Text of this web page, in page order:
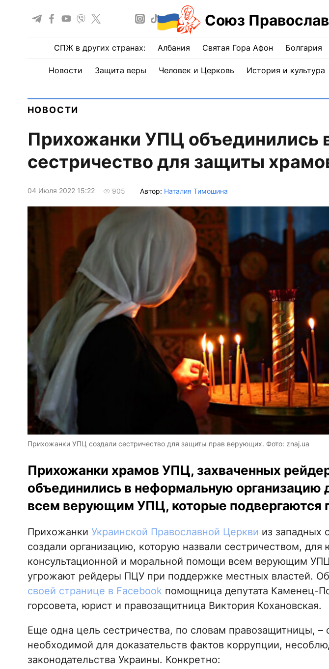
Союз
СПЖ в других странах: Албания Святая Гора Афон Болгария
Новости Защита веры Человек и Церковь История и культура
НОВОСТИ
Прихожанки УПЦ объединились
сестричество для защиты
04 Июля 2022 15:22 905 Автор: Наталия Тимошина
Прихожанки УПЦ создали сестричество для защиты прав верующих. Фото: znaj.ua
Прихожанки храмов УПЦ, захваченных
объединились в неформальную
всем верующим УПЦ, которые подвергаются
Прихожанки Украинской Православной Церкви из западных
создали организацию, которую назвали сестричеством, для
консультационной и моральной помощи всем верующим
угрожают рейдеры ПЦУ при поддержке местных властей.
своей странице в Facebookпомощница депутата Каменец-
горсовета, юрист и правозащитница Виктория Кохановская.
Еще одна цель сестричества, по словам правозащитницы, –
необходимой для доказательств фактов коррупции,
законодательства Украины. Конкретно: